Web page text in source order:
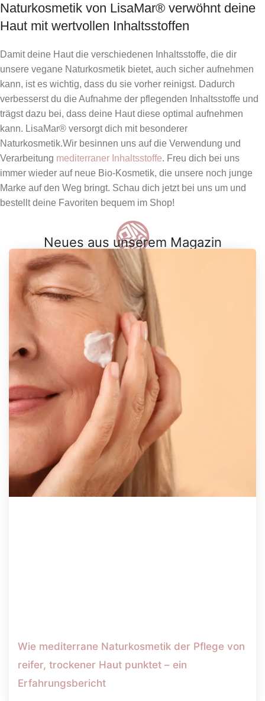
Naturkosmetik von LisaMar® verwöhnt deine
Haut mit wertvollen Inhaltsstoffen
Damit deine Haut die verschiedenen Inhaltsstoffe, die dir
unsere vegane Naturkosmetik bietet, auch sicher aufnehmen
kann, ist es wichtig, dass du sie vorher reinigst. Dadurch
verbesserst du die Aufnahme der pflegenden Inhaltsstoffe und
trägst dazu bei, dass deine Haut diese optimal aufnehmen
kann. LisaMar® versorgt dich mit besonderer
Naturkosmetik.Wir besinnen uns auf die Verwendung und
Verarbeitung mediterraner Inhaltsstoffe. Freu dich bei uns
immer wieder auf neue Bio-Kosmetik, die unsere noch junge
Marke auf den Weg bringt. Schau dich jetzt bei uns um und
bestellt deine Favoriten bequem im Shop!
Neues aus unserem Magazin
Wie mediterrane Naturkosmetik der Pflege von
reifer, trockener Haut punktet – ein
Erfahrungsbericht